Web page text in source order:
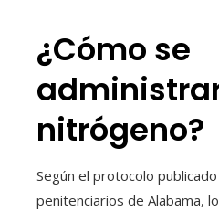
¿Cómo se
nitrógeno?
Según el protocolo
penitenciarios de Alabama,